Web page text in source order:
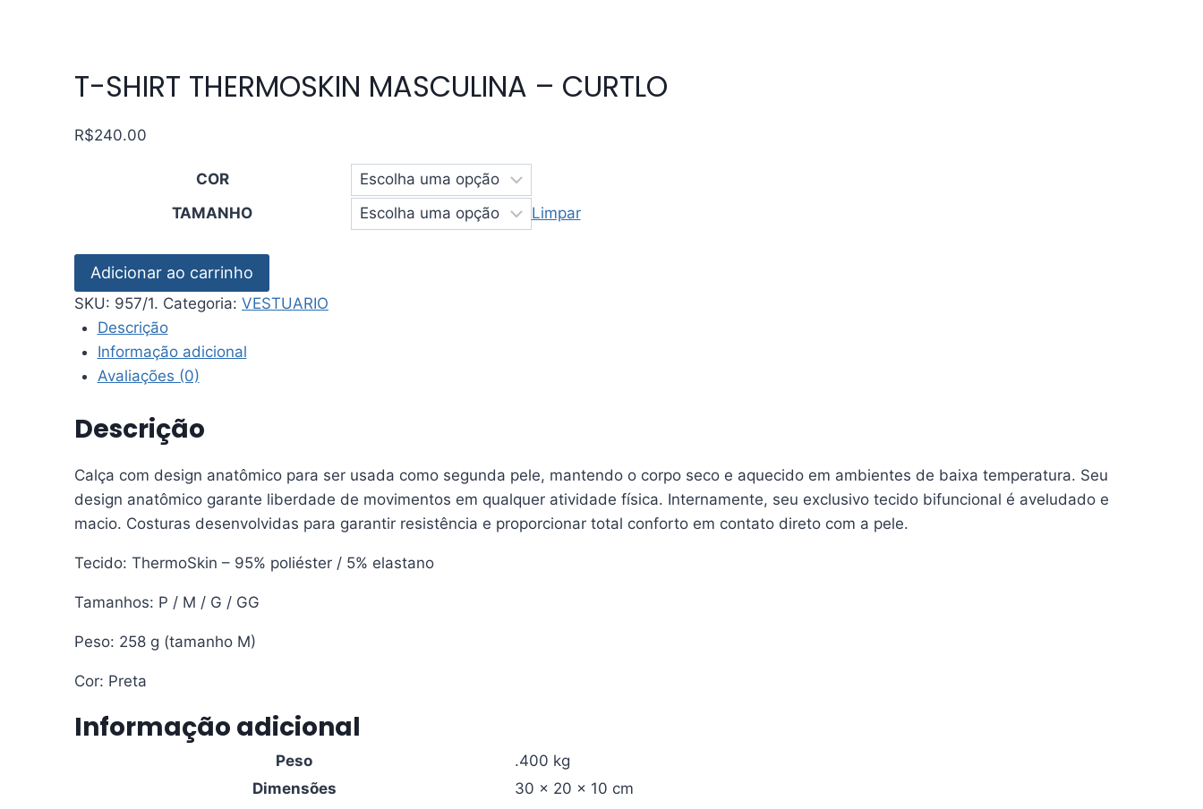
T-SHIRT THERMOSKIN MASCULINA – CURTLO
R$240.00
COR
TAMANHO
Limpar
SHIRT
THERMOSKIN
MASCULINA
CURTLO
Adicionar ao carrinho
SKU: 957/1. Categoria: VESTUARIO
Descrição
Informação adicional
Avaliações (0)
Descrição
Calça com design anatômico para ser usada como segunda pele, mantendo o corpo seco e aquecido em ambientes de baixa temperatura. Seu
design anatômico garante liberdade de movimentos em qualquer atividade física. Internamente, seu exclusivo tecido bifuncional é aveludado e
macio. Costuras desenvolvidas para garantir resistência e proporcionar total conforto em contato direto com a pele.
Tecido: ThermoSkin – 95% poliéster / 5% elastano
Tamanhos: P / M / G / GG
Peso: 258 g (tamanho M)
Cor: Preta
Informação adicional
Peso
.400 kg
Dimensões
30 × 20 × 10 cm